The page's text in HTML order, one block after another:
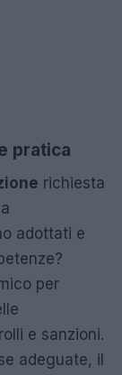
pratica
richiesta
adottati e
per
e sanzioni.
adeguate, il